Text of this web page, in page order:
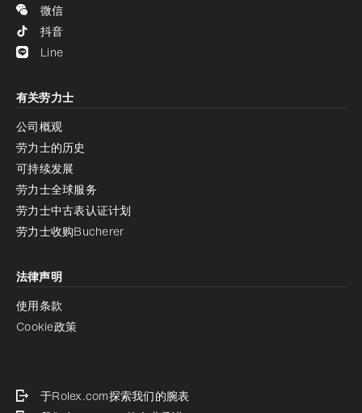
微信
抖音
Line
有关劳力士
公司概观
劳力士的历史
可持续发展
劳力士全球服务
劳力士中古表认证计划
劳力士收购Bucherer
法律声明
使用条款
Cookie政策
于Rolex.com探索我们的腕表